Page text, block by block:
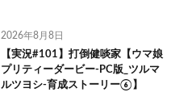
2026年8月8日
【実況#101】打倒健啖家【ウマ娘
プリティーダービー-PC版_ツルマ
ルツヨシ-育成ストーリー⑥】